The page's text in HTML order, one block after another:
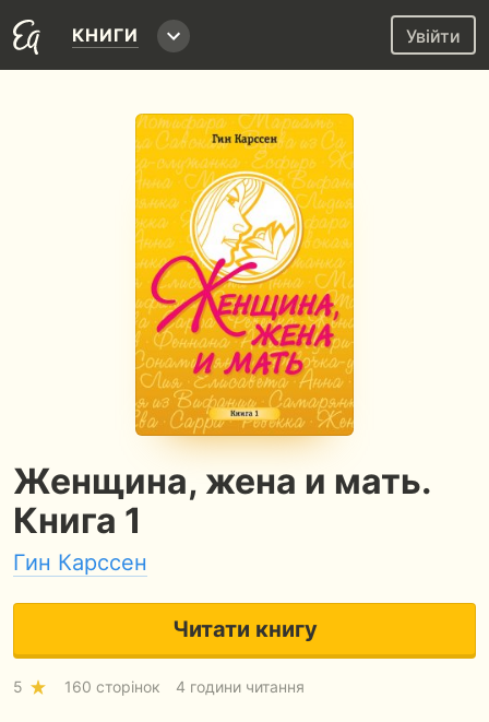
КНИГИ Увійти
Женщина, жена и мать.
Книга 1
Гин Карссен
Читати книгу
5 160 сторінок 4 години читання